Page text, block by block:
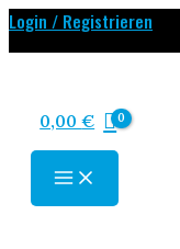
Zum
Login / Registrieren
0,00€
MAIN
MENU